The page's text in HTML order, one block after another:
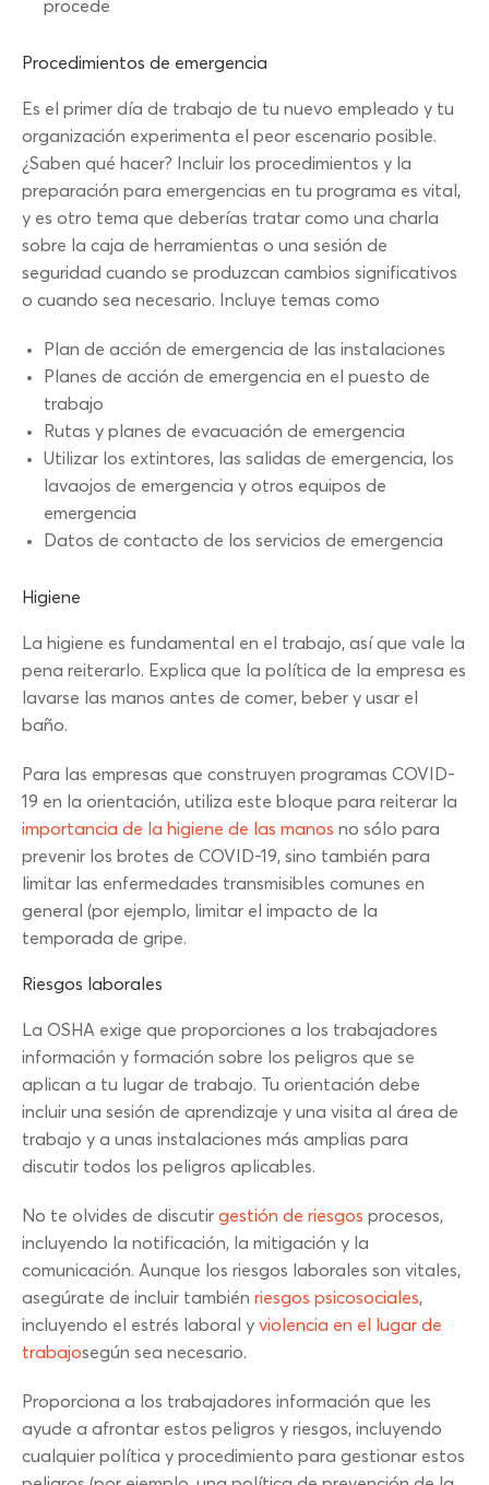
procede
Procedimientos de emergencia
Es el primer día de trabajo de tu nuevo empleado y tu
organización experimenta el peor escenario posible.
¿Saben qué hacer? Incluir los procedimientos y la
preparación para emergencias en tu programa es vital,
y es otro tema que deberías tratar como una charla
sobre la caja de herramientas o una sesión de
seguridad cuando se produzcan cambios significativos
o cuando sea necesario. Incluye temas como
Plan de acción de emergencia de las instalaciones
Planes de acción de emergencia en el puesto de
trabajo
Rutas y planes de evacuación de emergencia
Utilizar los extintores, las salidas de emergencia, los
lavaojos de emergencia y otros equipos de
emergencia
Datos de contacto de los servicios de emergencia
Higiene
La higiene es fundamental en el trabajo, así que vale la
pena reiterarlo. Explica que la política de la empresa es
lavarse las manos antes de comer, beber y usar el
baño.
Para las empresas que construyen programas COVID-
19 en la orientación, utiliza este bloque para reiterar la
importancia de la higiene de las manos no sólo para
prevenir los brotes de COVID-19, sino también para
limitar las enfermedades transmisibles comunes en
general (por ejemplo, limitar el impacto de la
temporada de gripe.
Riesgos laborales
La OSHA exige que proporciones a los trabajadores
información y formación sobre los peligros que se
aplican a tu lugar de trabajo. Tu orientación debe
incluir una sesión de aprendizaje y una visita al área de
trabajo y a unas instalaciones más amplias para
discutir todos los peligros aplicables.
No te olvides de discutir gestión de riesgos procesos,
incluyendo la notificación, la mitigación y la
comunicación. Aunque los riesgos laborales son vitales,
asegúrate de incluir también riesgos psicosociales,
incluyendo el estrés laboral y violencia en el lugar de
trabajosegún sea necesario.
Proporciona a los trabajadores información que les
ayude a afrontar estos peligros y riesgos, incluyendo
cualquier política y procedimiento para gestionar estos